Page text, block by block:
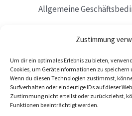
Zustimmung
Um dir ein optimales Erlebnis zu bieten,
Cookies, um Geräteinformationen zu
Wenn du diesen Technologien zustimmst,
Surfverhalten oder eindeutige IDs auf dieser
Zustimmung nicht erteilst oder zurückziehst,
Funktionen beeinträchtigt werden.
Allgemeine
Mit Sitz in